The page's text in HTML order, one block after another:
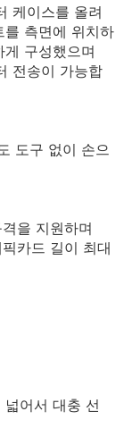
케이스를 올려
를 측면에 위치하
구성했으며
전송이 가능합
도구 없이 손으
을 지원하며
카드 길이 최대
어서 대충 선